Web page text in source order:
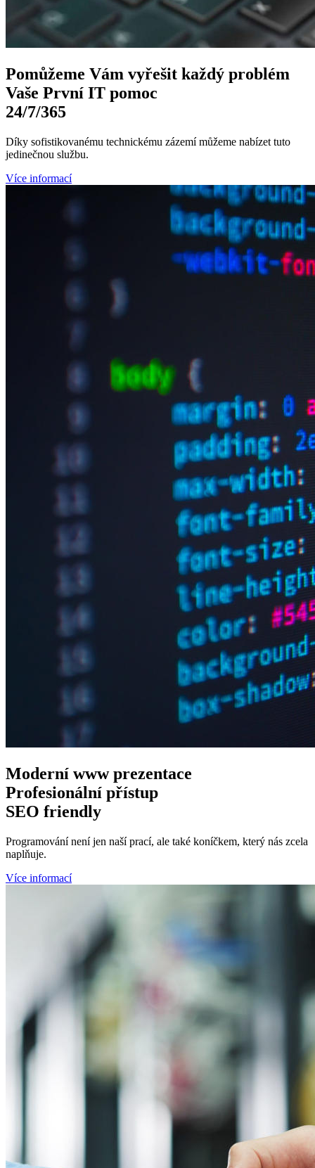
Pomůžeme Vám vyřešit každý problém
Vaše První IT pomoc
24/7/365
Díky sofistikovanému technickému zázemí můžeme nabízet tuto
jedinečnou službu.
Více informací
Moderní wwwprezentace
Profesionální přístup
SEO friendly
Programování není jen naší prací, ale také koníčkem, který nás zcela
naplňuje.
Více informací